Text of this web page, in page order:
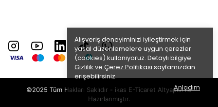
Alışveriş deneyiminizi iyileştirmek için
yasal düzenlemelere uygun çerezler
(cookies) kullanıyoruz. Detaylı bilgiye
Gizlilik ve Çerez Politikası sayfamızdan
erişebilirsiniz.
Anladım
©2025 Tüm Hakları Saklıdır - ikas E-Ticaret Altyapısı ile
Hazırlanmıştır.